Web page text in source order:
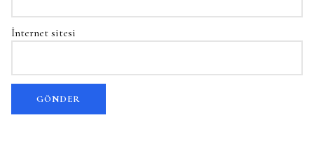
İnternet sitesi